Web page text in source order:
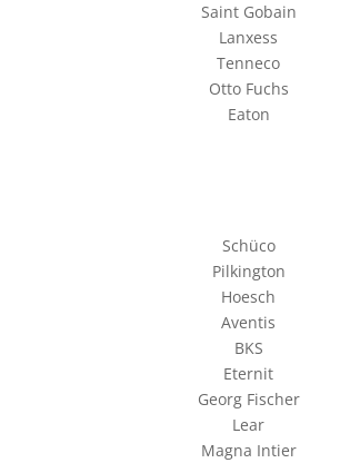
Saint Gobain
Lanxess
Tenneco
Otto Fuchs
Eaton
Schüco
Pilkington
Hoesch
Aventis
BKS
Eternit
Georg Fischer
Lear
Magna Intier